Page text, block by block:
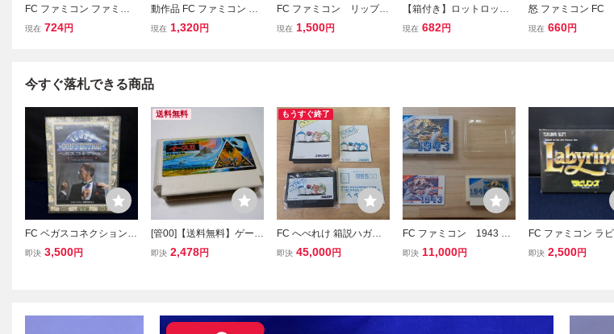
FC ファミコン ファミス
タ’９１ ソフト 箱説付 起
現在 724円
動作品 FC ファミコン デ
ィスクシステム 悪魔城ド
現在 1,320円
FC ファミコン リップル
アイランド 箱 ソフト 説
現在 1,500円
【箱付き】ロットロット
ファミコン FC
現在 682円
怒 ファミコン FC
現在 660円
今すぐ落札できる商品
FC ベガスコネクション
カジノから愛をこめて
即決 3,500円
送料無料
[管00]【送料無料】ゲーム
ソフト FC イースII (箱説
即決 2,478円
もうすぐ終了
FC へべれけ 箱説ハガキ
ファミコン 激レア コレク
即決 45,000円
FC ファミコン 1943
箱説付き 作動
即決 11,000円
FC ファミコン ラ
ス 魔王の迷宮 箱付
即決 2,500円